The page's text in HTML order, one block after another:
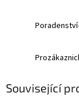
Související